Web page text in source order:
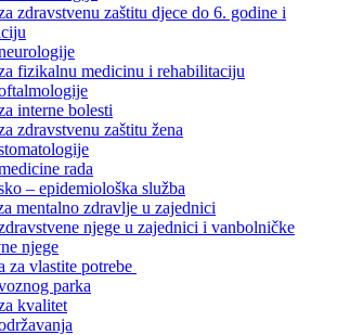
zdravstvenu zaštitu djece do 6. godine i
fizikalnu medicinu i rehabilitaciju
interne bolesti
zdravstvenu zaštitu žena
rada
– epidemiološka služba
mentalno zdravlje u zajednici
njege u zajednici i vanbolničke
njege
za vlastite potrebe
parka
kvalitet